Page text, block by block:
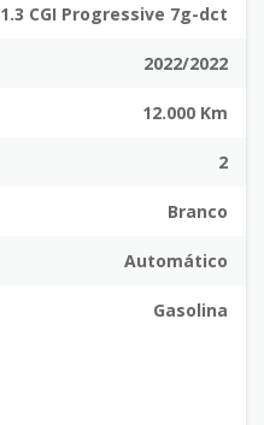
1.3 CGI Progressive 7g-dct
2022/2022
12.000 Km
2
Branco
Automático
Gasolina